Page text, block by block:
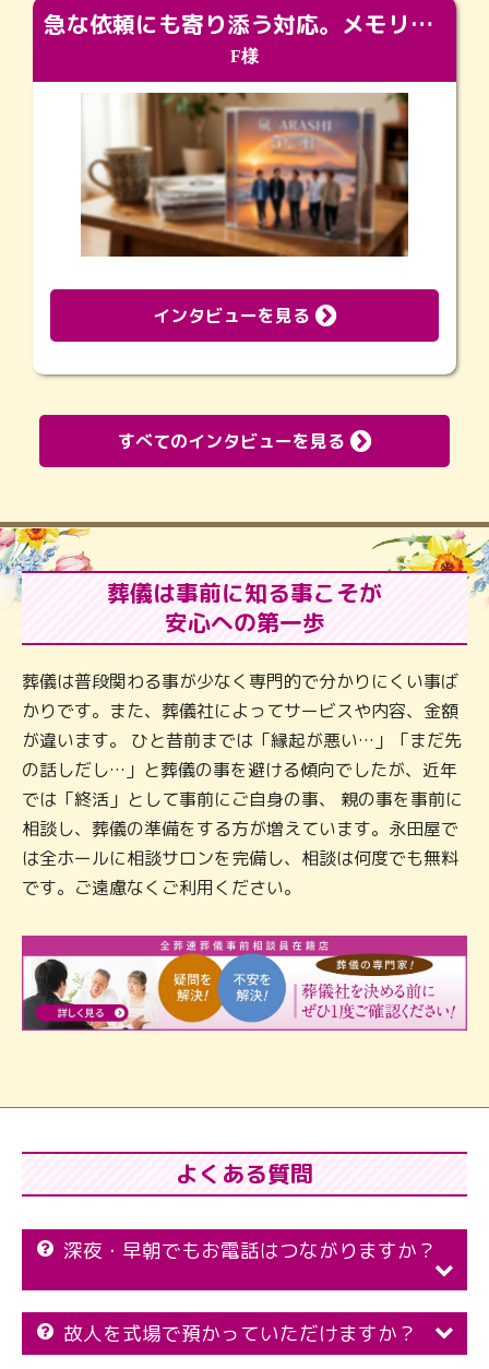
急な依頼にも寄り添う対応。メモリアルコーナーで振り返る大切な日々
F様
インタビューを見る
すべてのインタビューを見る
葬儀は事前に知る事こそが
安心への第一歩
葬儀は普段関わる事が少なく専門的で分かりにくい事ば
かりです。また、葬儀社によってサービスや内容、金額
が違います。 ひと昔前までは「縁起が悪い…」「まだ先
の話しだし…」と葬儀の事を避ける傾向でしたが、近年
では「終活」として事前にご自身の事、 親の事を事前に
相談し、葬儀の準備をする方が増えています。永田屋で
は全ホールに相談サロンを完備し、相談は何度でも無料
です。ご遠慮なくご利用ください。
よくある質問
深夜・早朝でもお電話はつながりますか？
故人を式場で預かっていただけますか？